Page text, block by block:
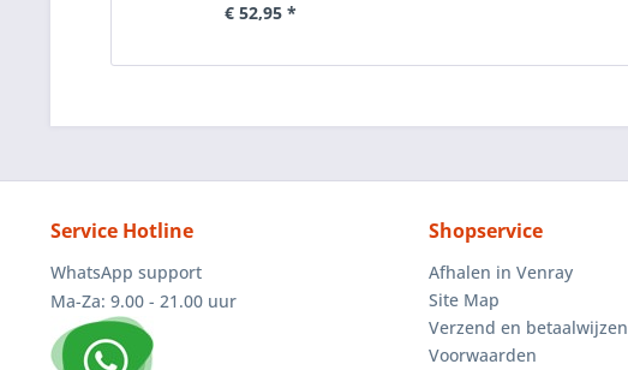
€ 52,95 *
Service Hotline
WhatsApp support
Ma-Za: 9.00 - 21.00 uur
Shopservice
Afhalen in Venray
Site Map
Verzend en betaalwijzen
Voorwaarden